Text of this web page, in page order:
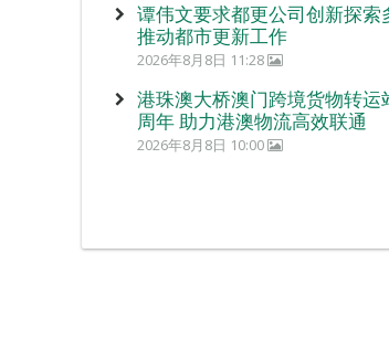
谭伟文要求都更公司创新探索
推动都市更新工作
2026年8月8日 11:28
港珠澳大桥澳门跨境货物转运
周年 助力港澳物流高效联通
2026年8月8日 10:00